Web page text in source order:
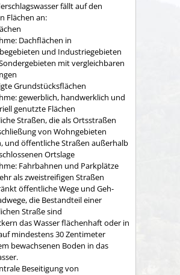
fällt auf den
Flächen an:
Dachflächen in
und Industriegebieten
mit vergleichbaren
Grundstücksflächen
gewerblich, handwerklich und
riell genutzte Flächen
Straßen, die als Ortsstraßen
von Wohngebieten
und öffentliche Straßen außerhalb
Ortslage
Fahrbahnen und Parkplätze
als zweistreifigen Straßen
öffentliche Wege und Geh-
die Bestandteil einer
Straße sind
das Wasser flächenhaft oder in
mindestens 30 Zentimeter
bewachsenen Boden in das
Beseitigung von